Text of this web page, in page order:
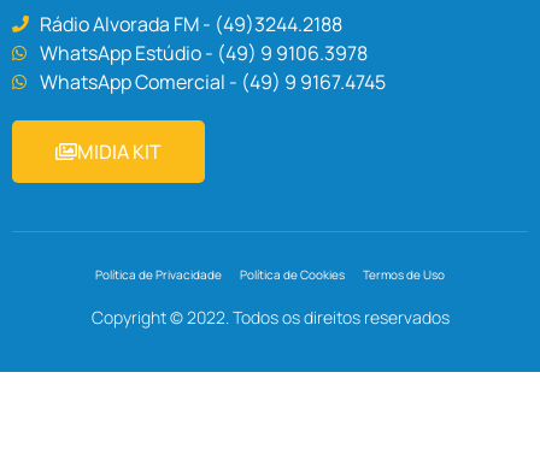
Rádio Alvorada FM - (49)3244.2188
WhatsApp Estúdio - (49) 9 9106.3978
WhatsApp Comercial - (49) 9 9167.4745
MIDIA KIT
Política de Privacidade Política de Cookies Termos de Uso
Copyright © 2022. Todos os direitos reservados